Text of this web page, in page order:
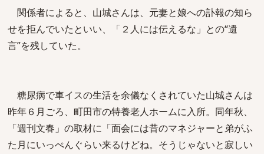
関係者によると、山城さんは、元妻と娘への訃報の知ら
せを拒んでいたといい、「２人には伝えるな」との“遺
言”を残していた。
糖尿病で車イスの生活を余儀なくされていた山城さんは
昨年６月ごろ、町田市の特養老人ホームに入所。同年秋、
「週刊文春」の取材に「面会には昔のマネジャーと弟がふ
た月にいっぺんぐらい来るけどね。そうじゃないと寂しい